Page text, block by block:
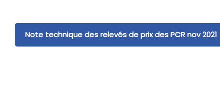
Note technique des relevés de prix des PCR nov 2021